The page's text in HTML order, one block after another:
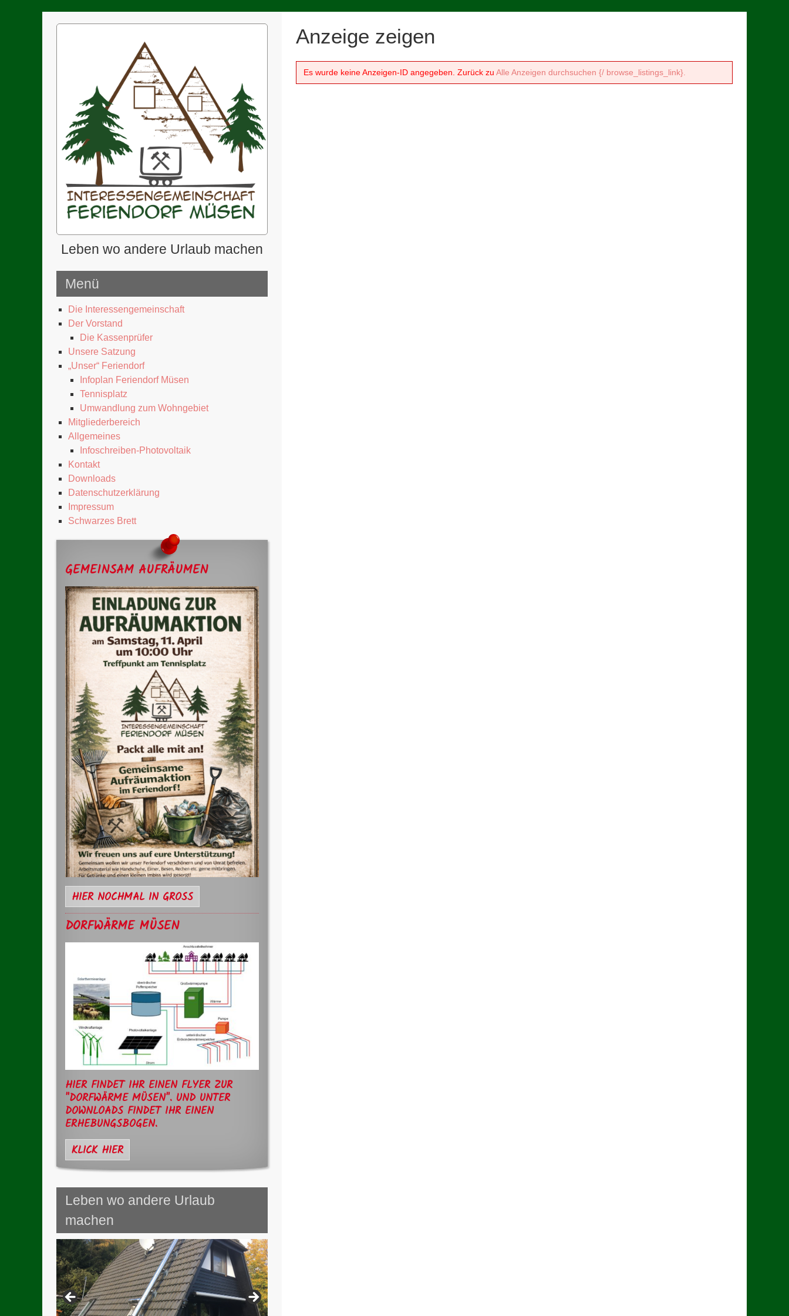
Leben wo andere Urlaub machen
Menü
Die Interessengemeinschaft
Der Vorstand
Die Kassenprüfer
Unsere Satzung
„Unser“ Feriendorf
Infoplan Feriendorf Müsen
Tennisplatz
Umwandlung zum Wohngebiet
Mitgliederbereich
Allgemeines
Infoschreiben-Photovoltaik
Kontakt
Downloads
Datenschutzerklärung
Impressum
Schwarzes Brett
GEMEINSAM AUFRÄUMEN
HIER NOCHMAL IN GROSS
DORFWÄRME MÜSEN
HIER FINDET IHR EINEN FLYER ZUR
"DORFWÄRME MÜSEN". UND UNTER
DOWNLOADS FINDET IHR EINEN
ERHEBUNGSBOGEN.
KLICK HIER
Leben wo andere Urlaub
machen
Anzeige zeigen
Es wurde keine Anzeigen-ID angegeben. Zurück zu Alle Anzeigen durchsuchen {/ browse_listings_link}.